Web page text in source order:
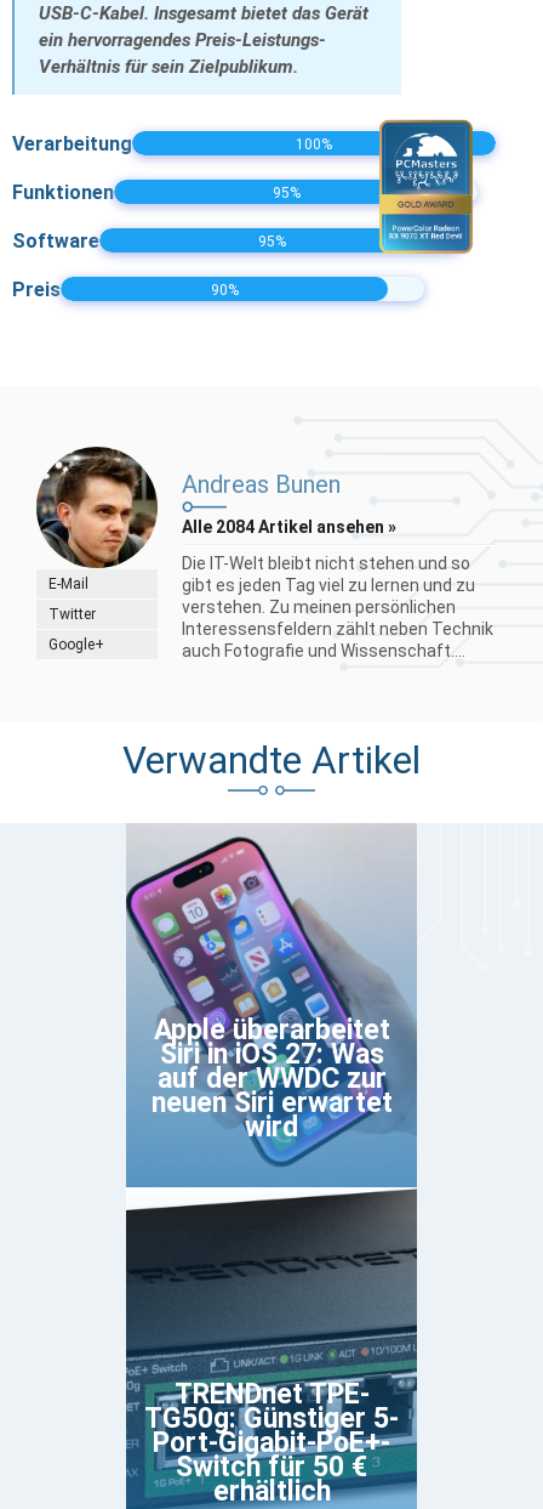
USB-C-Kabel. Insgesamt bietet das Gerät
ein hervorragendes Preis-Leistungs-
Verhältnis für sein Zielpublikum.
Verarbeitung 100%
Funktionen 95%
Software 95%
Preis 90%
E-Mail
Twitter
Google+
Andreas Bunen
Alle 2084 Artikel ansehen »
Die IT-Welt bleibt nicht stehen und so
gibt es jeden Tag viel zu lernen und zu
verstehen. Zu meinen persönlichen
Interessensfeldern zählt neben Technik
auch Fotografie und Wissenschaft....
Verwandte Artikel
Apple überarbeitet
Siri in iOS 27: Was
auf der WWDC zur
neuen Siri erwartet
wird
TRENDnet TPE-
TG50g: Günstiger 5-
Port-Gigabit-PoE+-
Switch für 50 €
erhältlich